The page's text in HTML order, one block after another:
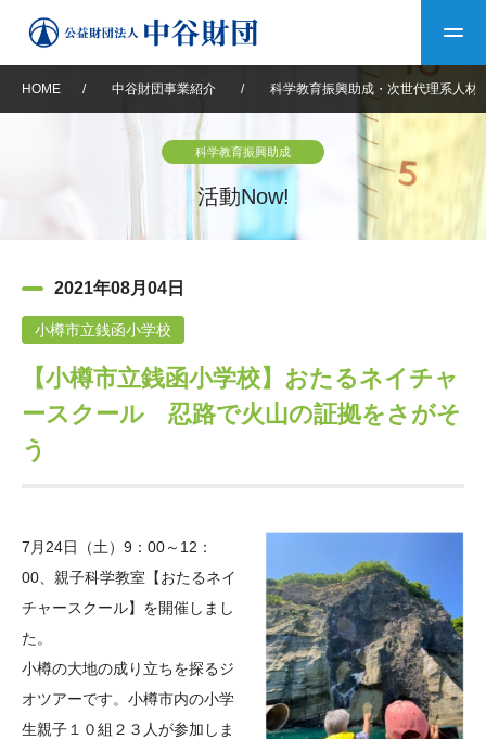
中谷財団について
設立趣意書
沿革 40年史デジタルブック
中谷財団40年史
年報一覧 中谷財団レポート
中谷財団事業紹介
神戸賞 長期大型研究助成
研究助成
科学教育振興助成・
次世代理系人材育成プ
ログラム助成
中谷財団動画紹介
その他情報
その他情報
アクセス
サイトマップ 中谷財団アーカイブ
日本語 English マイページ
HOME / 中谷財団事業紹介 / 科学教育振興助成・次世代理系人材
科学教育振興助成
活動Now!
2021年08月04日
小樽市立銭函小学校
【小樽市立銭函小学校】おたるネイチャ
ースクール 忍路で火山の証拠をさがそ
う
7月24日（土）9：00～12：
00、親子科学教室【おたるネイ
チャースクール】を開催しまし
た。
小樽の大地の成り立ちを探るジ
オツアーです。小樽市内の小学
生親子１０組２３人が参加しま